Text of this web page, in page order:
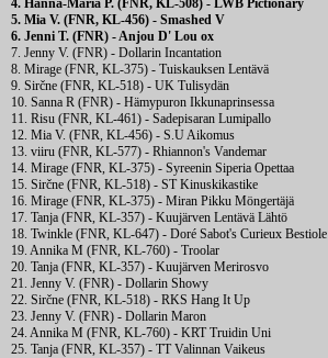
4. Hanna-Maria P. (FNR, KL-508) - LWB Pictionary
5. Mia V. (FNR, KL-456) - Smashed V
6. Jenni T. (FNR) - Anjou D' Lou ox
7. Jenny V. (FNR) - Dollarin Incantation
8. Mirage (FNR, KL-375) - Tuiskauksen Lentävä
9. Sirčne (FNR, KL-518) - UK Tulisydän
10. Sanna R (FNR) - Hämypuron Ikkunaprinsessa
11. Risu (FNR, KL-461) - Sadepisaran Lumipallo
12. Mia V. (FNR, KL-456) - S.U Aikomus
13. viiru (FNR, KL-577) - Rhiannon's Vandemar
14. Mirage (FNR, KL-375) - Syreenin Siperia Opettaa
15. Sirčne (FNR, KL-518) - ST Kinuskikastike
16. Mirage (FNR, KL-375) - Miran Pikku Möngertäjä
17. Tanja (FNR, KL-357) - Kuujärven Lentävä Lähtö
18. Twinkle (FNR, KL-647) - Doré Sabot's Curieux Bestiole
19. Annika M (FNR, KL-760) - Troolar
20. Tanja (FNR, KL-357) - Kuujärven Merirosvo
21. Jenny V. (FNR) - Dollarin Showy
22. Sirčne (FNR, KL-518) - RKS Hang It Up
23. Jenny V. (FNR) - Dollarin Maron
24. Annika M (FNR, KL-760) - KRT Truidin Uni
25. Tanja (FNR, KL-357) - TT Valinnan Vaikeus